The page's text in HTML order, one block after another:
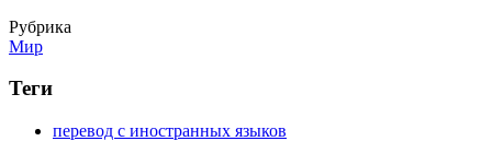
Рубрика
Мир
Теги
перевод с иностранных языков